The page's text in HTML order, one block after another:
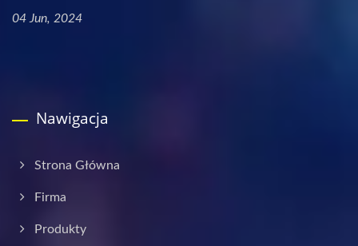
04 Jun, 2024
Nawigacja
Strona Główna
Firma
Produkty